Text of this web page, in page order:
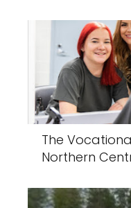
The
Northern